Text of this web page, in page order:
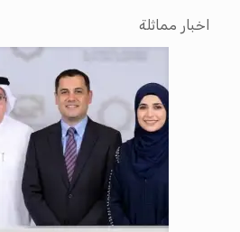
اخبار مماثلة